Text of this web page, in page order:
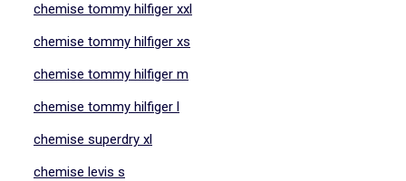
chemise tommy hilfiger xxl
chemise tommy hilfiger xs
chemise tommy hilfiger m
chemise tommy hilfiger l
chemise superdry xl
chemise levis s